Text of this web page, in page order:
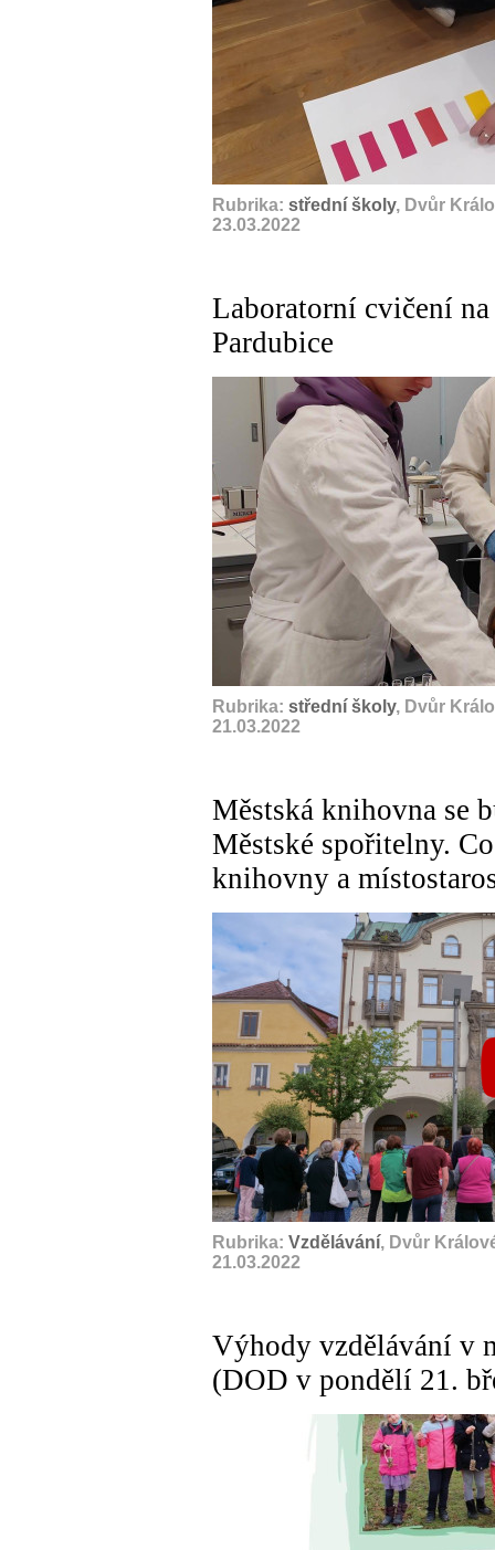
Rubrika: střední školy, Dvůr
23.03.2022
Laboratorní cvičení
Pardubice
Rubrika: střední školy, Dvůr
21.03.2022
Městská knihovna se
Městské spořitelny.
knihovny a
Rubrika: Vzdělávání, Dvůr
21.03.2022
Výhody vzdělávání v
(DOD v pondělí 21.